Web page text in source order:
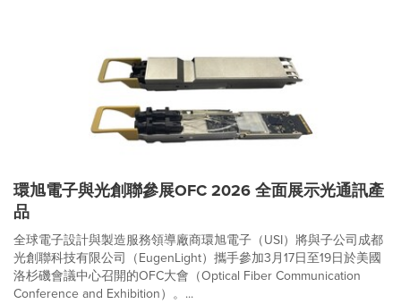
環旭電子與光創聯參展OFC 2026 全面展示光通訊產
品
全球電子設計與製造服務領導廠商環旭電子（USI）將與子公司成都
光創聯科技有限公司（EugenLight）攜手參加3月17日至19日於美國
洛杉磯會議中心召開的OFC大會（Optical Fiber Communication
Conference and Exhibition）。...